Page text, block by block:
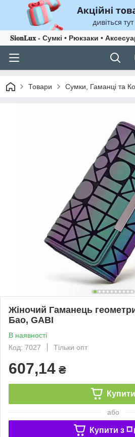
𝐒𝐢𝐨𝐧𝐋𝐮𝐱 - Сумкі • Рюкзаки •
Товари Сумки, Гаманці та
Жіночий Гаманець
Бао, GABI
В наявності
Код: 7027
Тільки опт
607,14 ₴
Купити
або
Купити з